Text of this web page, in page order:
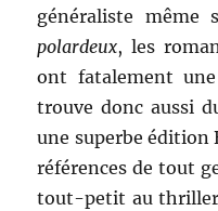
généraliste même
polardeux, les
ont fatalement
trouve donc aussi
une superbe édition
références de tout
tout-petit au thriller